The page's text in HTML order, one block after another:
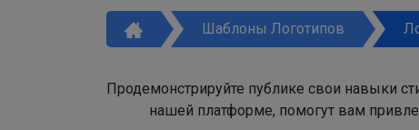
Шаблоны Логотипов
Продемонстрируйте публике свои навыки
нашей платформе, помогут вам